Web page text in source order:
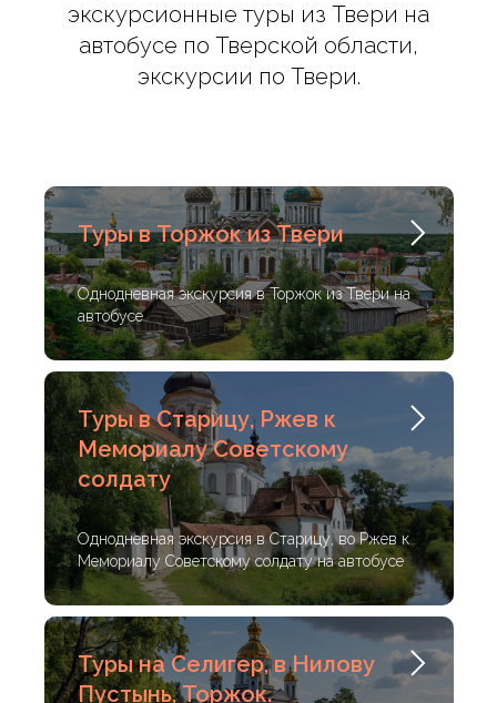
экскурсионные туры из Твери на
автобусе по Тверской области,
экскурсии по Твери.
Туры в Торжок из Твери
Однодневная экскурсия в Торжок из Твери на
автобусе
Туры в Старицу, Ржев к
Мемориалу Советскому
солдату
Однодневная экскурсия в Старицу, во Ржев к
Мемориалу Советскому солдату на автобусе
Туры на Селигер, в Нилову
Пустынь, Торжок.